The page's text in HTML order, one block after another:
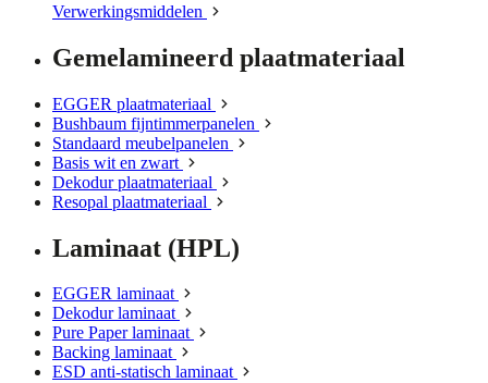
Verwerkingsmiddelen
Gemelamineerd plaatmateriaal
EGGER plaatmateriaal
Bushbaum fijntimmerpanelen
Standaard meubelpanelen
Basis wit en zwart
Dekodur plaatmateriaal
Resopal plaatmateriaal
Laminaat (HPL)
EGGER laminaat
Dekodur laminaat
Pure Paper laminaat
Backing laminaat
ESD anti-statisch laminaat